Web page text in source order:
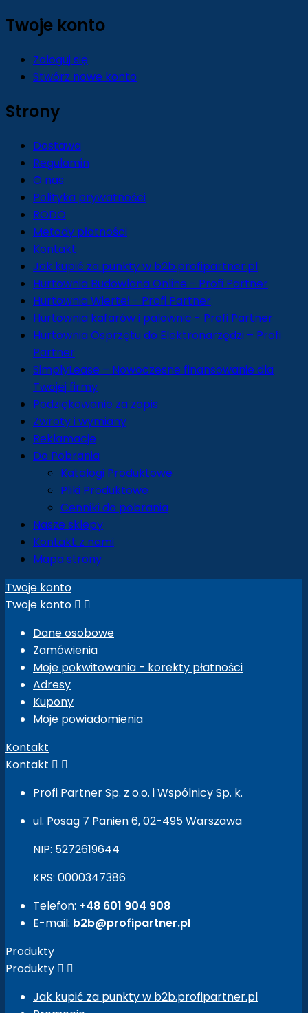
Twoje konto
Zaloguj się
Stwórz nowe konto
Strony
Dostawa
Regulamin
O nas
Polityka prywatności
RODO
Metody płatności
Kontakt
Jak kupić za punkty w b2b.profipartner.pl
Hurtownia Budowlana Online - Profi Partner
Hurtownia Wierteł - Profi Partner
Hurtownia kafarów i palownic - Profi Partner
Hurtownia Osprzętu do Elektronarzędzi – Profi
Partner
SimplyLease – Nowoczesne finansowanie dla
Twojej firmy
Podziękowanie za zapis
Zwroty i wymiany
Reklamacje
Do Pobrania
Katalogi Produktowe
Pliki Produktowe
Cenniki do pobrania
Nasze sklepy
Kontakt z nami
Mapa strony
Twoje konto
Twoje konto  
Dane osobowe
Zamówienia
Moje pokwitowania - korekty płatności
Adresy
Kupony
Moje powiadomienia
Kontakt
Kontakt  
Profi Partner Sp. z o.o. i Wspólnicy Sp. k.
ul. Posag 7 Panien 6, 02-495 Warszawa
NIP: 5272619644
KRS: 0000347386
Telefon: +48 601 904 908
E-mail: b2b@profipartner.pl
Produkty
Produkty  
Jak kupić za punkty w b2b.profipartner.pl